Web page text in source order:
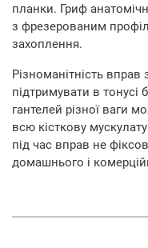
планки. Гриф
з фрезерованим
захоплення.
Різноманітність
підтримувати в тонусі
гантелей різної ваги
всю кісткову
під час вправ не
домашнього і